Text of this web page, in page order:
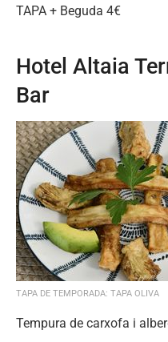
TAPA + Beguda 4€
Hotel Altaia
Bar
TAPA DE TEMPORADA: TAPA OLIVA
Tempura de carxofa i